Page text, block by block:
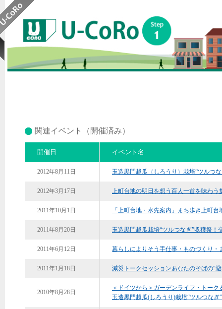
関連イベント（開催済み）
開催日 イベント名
2012年8月11日 玉造黒門越瓜（しろうり）栽培“ツルつ
2012年3月17日 上町台地の明日を想う百人一首を味わう
2011年10月1日 「上町台地・水先案内」まち歩き上町
2011年8月20日 玉造黒門越瓜栽培“ツルつなぎ”収穫祭！
2011年6月12日 暮らしによりそう手仕事・ものづくり・
2011年1月18日 減災トークセッションあなたのそばの“
2010年8月28日
＜ドイツから＞ガーデンライフ・トーク
玉造黒門越瓜(しろうり)栽培“ツルつなぎ